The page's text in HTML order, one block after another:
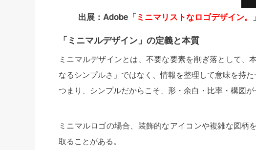
出展：Adobe「 ミニマリストなロゴデザイン。 」
「ミニマルデザイン」の定義と本質
ミニマルデザインとは、不要な要素を削ぎ落として
なるシンプルさ」ではなく、情報を整理して意味を持た
つまり、シンプルだからこそ、形・余白・比率・構図が
ミニマルロゴの場合、装飾的なアイコンや複雑な図
取ることがある。